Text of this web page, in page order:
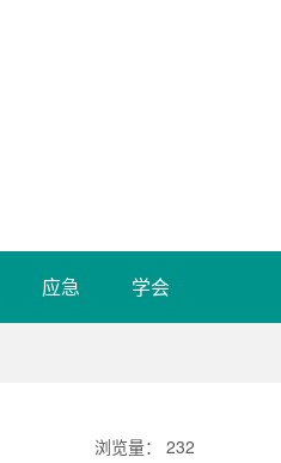
应急 学会
浏览量： 232